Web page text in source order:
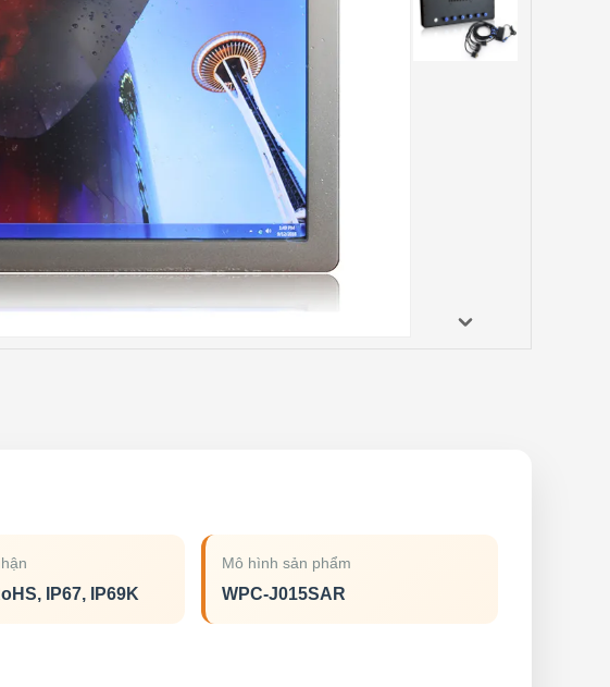
IP67, IP69K
Mô hình sản phẩm
WPC-J015SAR